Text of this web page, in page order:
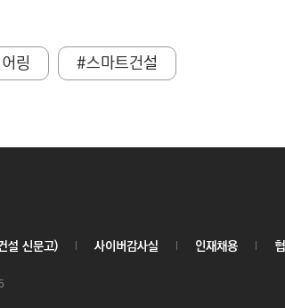
링 #스마트건설
설 신문고) 사이버감사실 인재채용